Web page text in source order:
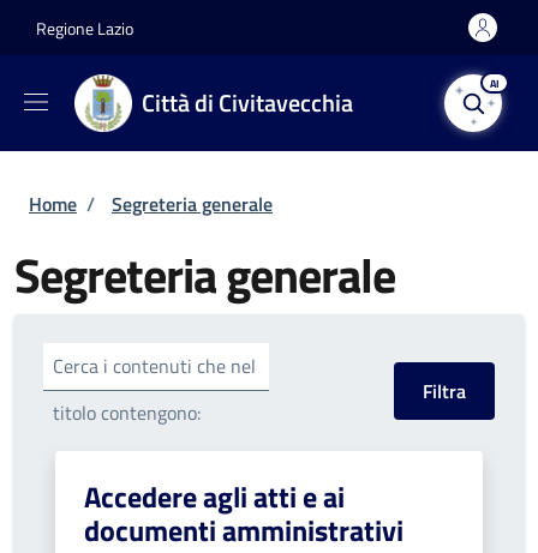
Regione Lazio
Città di Civitavecchia
AI
Briciole di pane
Home / Segreteria generale
Segreteria generale
Cerca i contenuti che nel
titolo contengono:
Accedere agli atti e ai
documenti amministrativi